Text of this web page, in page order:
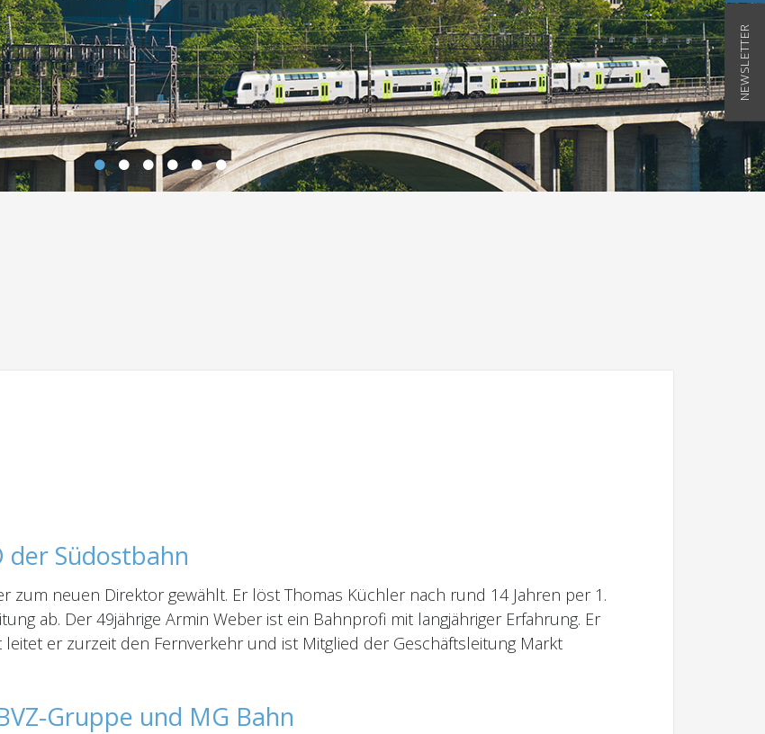
NEWSLETTER
der Südostbahn
zum neuen Direktor gewählt. Er löst Thomas Küchler nach rund 14 Jahren per 1.
ab. Der 49jährige Armin Weber ist ein Bahnprofi mit langjähriger Erfahrung. Er
er zurzeit den Fernverkehr und ist Mitglied der Geschäftsleitung Markt
Gruppe und MG Bahn